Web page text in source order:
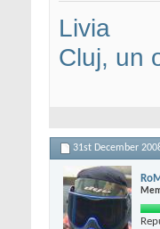
Livia
Cluj, un
31st December